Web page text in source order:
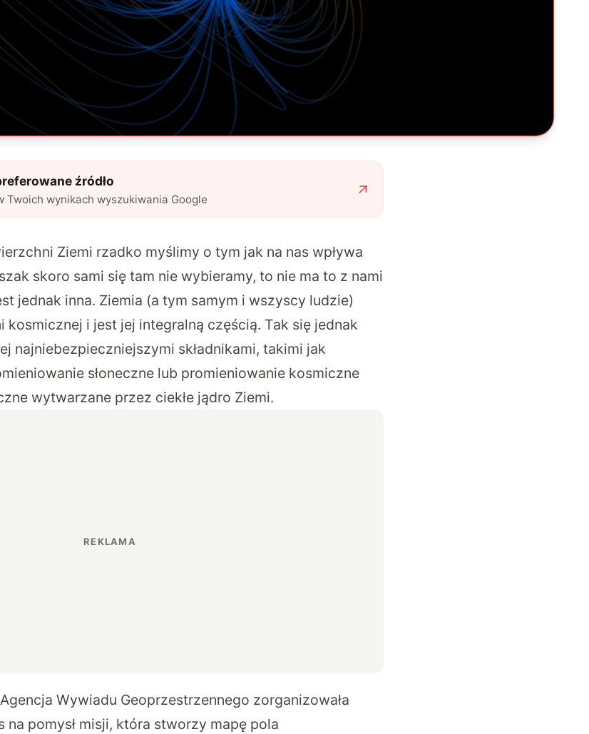
źródło
Twoich wynikach wyszukiwania Google
Ziemi rzadko myślimy o tym jak na nas wpływa
skoro sami się tam nie wybieramy, to nie ma to z nami
jednak inna. Ziemia (a tym samym i wszyscy ludzie)
kosmicznej i jest jej integralną częścią. Tak się jednak
najniebezpieczniejszymi składnikami, takimi jak
słoneczne lub promieniowanie kosmiczne
wytwarzane przez ciekłe jądro Ziemi.
Wywiadu Geoprzestrzennego zorganizowała
pomysł misji, która stworzy mapę pola